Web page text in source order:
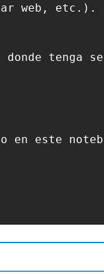
web, etc.).
donde tenga
en este